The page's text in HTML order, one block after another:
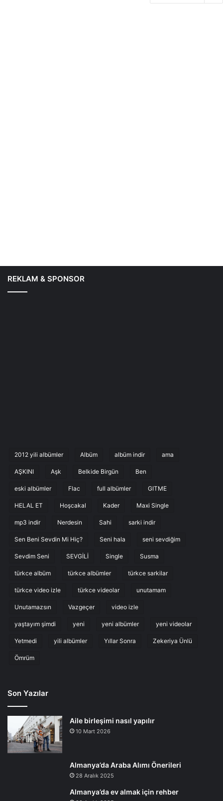
REKLAM & SPONSOR
2012 yili albümler Albüm albüm indir ama
AŞKINI Aşk Belkide Birgün Ben
eski albümler Flac full albümler GITME
HELAL ET Hoşcakal Kader Maxi Single
mp3 indir Nerdesin Sahi sarki indir
Sen Beni Sevdin Mi Hiç? Seni hala seni sevdiğim
Sevdim Seni SEVGİLİ Single Susma
türkce albüm türkce albümler türkce sarkilar
türkce video izle türkce videolar unutamam
Unutamazsın Vazgeçer video izle
yaştayım şimdi yeni yeni albümler yeni videolar
Yetmedi yili albümler Yıllar Sonra Zekeriya Ünlü
Ömrüm
Son Yazılar
Aile birleşimi nasıl yapılır
10 Mart 2026
Almanya’da Araba Alımı Önerileri
28 Aralık 2025
Almanya’da ev almak için rehber